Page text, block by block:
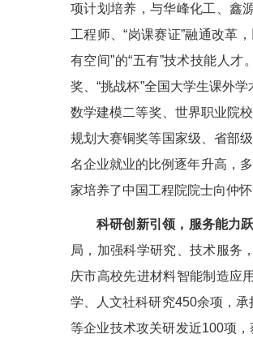
项计划培养，与华峰化工、鑫
工程师、“岗课赛证”融通改革
有空间”的“五有”技术技能人
奖、“挑战杯”全国大学生课外
数学建模二等奖、世界职业院
规划大赛铜奖等国家级、省部
名企业就业的比例逐年升高，
家培养了中国工程院院士向仲
科研创新引领，服务能力
局，加强科学研究、技术服务
庆市高校先进材料智能制造应
学、人文社科研究450余项，
等企业技术攻关研发近100项